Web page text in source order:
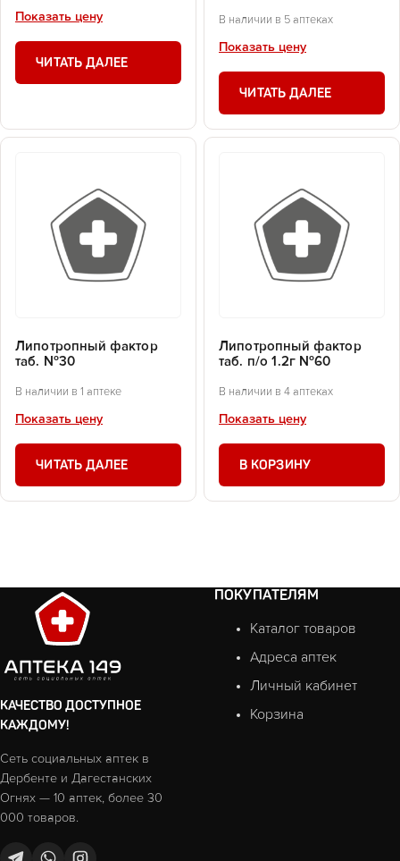
Показать цену
ЧИТАТЬ ДАЛЕЕ
В наличии в 5 аптеках
Показать цену
ЧИТАТЬ ДАЛЕЕ
Липотропный фактор
таб. №30
В наличии в 1 аптеке
Показать цену
ЧИТАТЬ ДАЛЕЕ
Липотропный фактор
таб. п/о 1.2г №60
В наличии в 4 аптеках
Показать цену
В КОРЗИНУ
КАЧЕСТВО ДОСТУПНОЕ
КАЖДОМУ!
Сеть социальных аптек в
Дербенте и Дагестанских
Огнях — 10 аптек, более 30
000 товаров.
ПОКУПАТЕЛЯМ
Каталог товаров
Адреса аптек
Личный кабинет
Корзина